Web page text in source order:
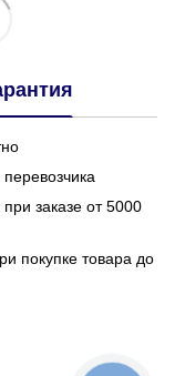
заказе от 5000
товара до